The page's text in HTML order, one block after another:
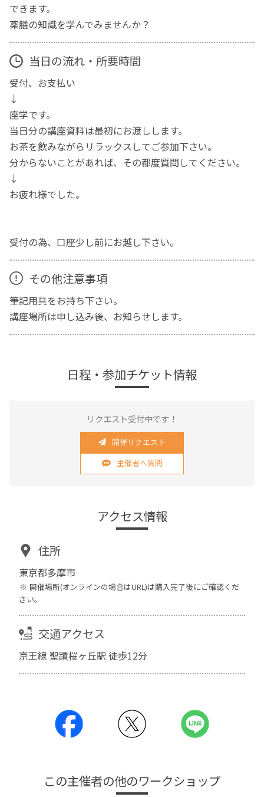
できます。
薬膳の知識を学んでみませんか？
当日の流れ・所要時間
受付、お支払い
↓
座学です。
当日分の講座資料は最初にお渡しします。
お茶を飲みながらリラックスしてご参加下さい。
分からないことがあれば、その都度質問してください。
↓
お疲れ様でした。
受付の為、口座少し前にお越し下さい。
その他注意事項
筆記用具をお持ち下さい。
講座場所は申し込み後、お知らせします。
日程・参加チケット情報
リクエスト受付中です！
開催リクエスト
主催者へ質問
アクセス情報
住所
東京都多摩市
開催場所(オンラインの場合はURL)は購入完了後にご確認くだ
さい。
交通アクセス
京王線 聖蹟桜ヶ丘駅 徒歩12分
この主催者の他のワークショップ